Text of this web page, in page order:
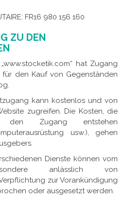
FR16 980 156 160
ZU DEN
hat Zugang
den Kauf von Gegenständen
kann kostenlos und von
zugreifen. Die Kosten, die
Zugang entstehen
usw.), gehen
Dienste können vom
anlässlich von
zur Vorankündigung
oder ausgesetzt werden.